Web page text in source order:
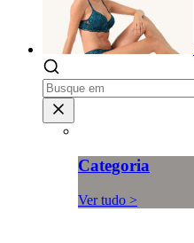
Categoria
Ver tudo >